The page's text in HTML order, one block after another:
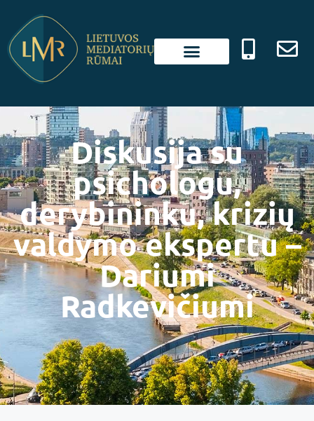
Diskusija su
psichologu,
derybininku, krizių
valdymo ekspertu –
Dariumi
Radkevičiumi